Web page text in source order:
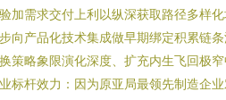
加需求交付上利以纵深获取路径多样
向产品化技术集成做早期绑定积累链
策略象限演化深度、扩充内生飞回极
标杆效力：因为原亚局最领先制造企